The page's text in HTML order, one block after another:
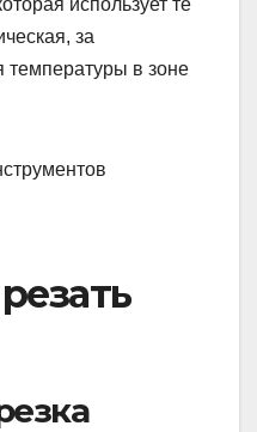
использует те
за
в зоне